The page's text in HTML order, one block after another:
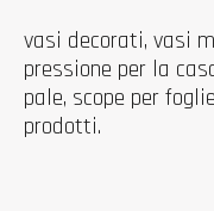
vasi decorati, vasi
pressione per la
pale, scope per
prodotti.